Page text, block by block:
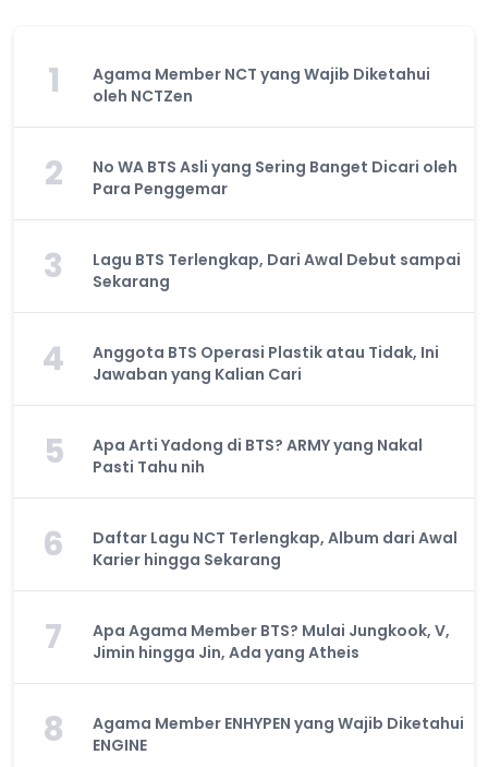
1
Agama Member NCT yang Wajib Diketahui
oleh NCTZen
2
No WA BTS Asli yang Sering Banget Dicari oleh
Para Penggemar
3
Lagu BTS Terlengkap, Dari Awal Debut sampai
Sekarang
4
Anggota BTS Operasi Plastik atau Tidak, Ini
Jawaban yang Kalian Cari
5
Apa Arti Yadong di BTS? ARMY yang Nakal
Pasti Tahu nih
6
Daftar Lagu NCT Terlengkap, Album dari Awal
Karier hingga Sekarang
7
Apa Agama Member BTS? Mulai Jungkook, V,
Jimin hingga Jin, Ada yang Atheis
8
Agama Member ENHYPEN yang Wajib Diketahui
ENGINE